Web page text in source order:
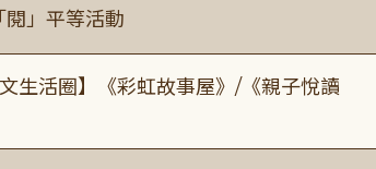
閱」平等活動
生活圈】《彩虹故事屋》/《親子悅讀